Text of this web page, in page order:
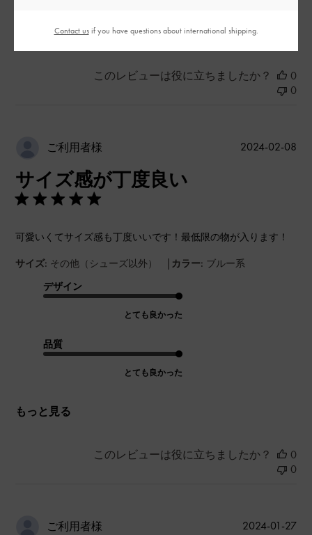
もっと見る
このレビューは役に立ちましたか？
0
0
ご利用者様
サイズ感が丁度良い
可愛いくてサイズ感も丁度いいです！最低限の物が入ります！
サイズ: その他（シューズ以外） | カラー: ブルー系
デザイン
とても良かった
品質
とても良かった
もっと見る
公
2024-02-08
このレビューは役に立ちましたか？
0
0
ご利用者様
公
2024-01-27
Contact usif you have questions about international shipping.